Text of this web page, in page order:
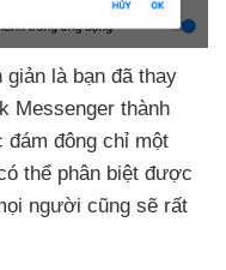
là bạn đã thay
Messenger thành
đông chỉ một
thể phân biệt được
người cũng sẽ rất